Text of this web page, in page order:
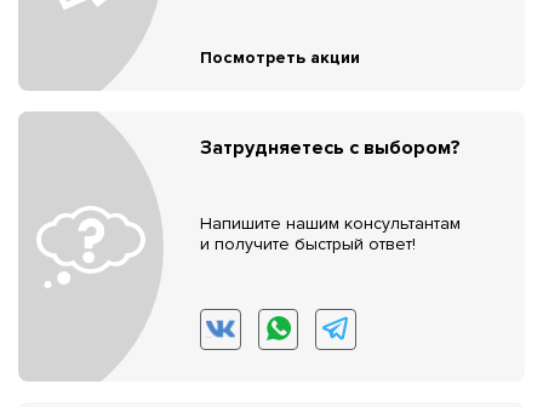
Посмотреть акции
Затрудняетесь с выбором?
Напишите нашим консультантам
и получите быстрый ответ!